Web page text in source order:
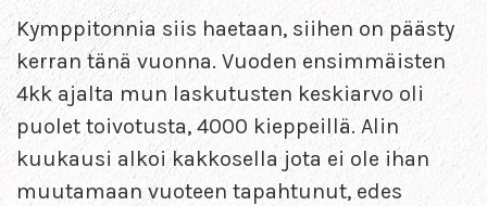
Kymppitonnia siis haetaan, siihen on päästy
kerran tänä vuonna. Vuoden ensimmäisten
4kk ajalta mun laskutusten keskiarvo oli
puolet toivotusta, 4000 kieppeillä. Alin
kuukausi alkoi kakkosella jota ei ole ihan
muutamaan vuoteen tapahtunut, edes